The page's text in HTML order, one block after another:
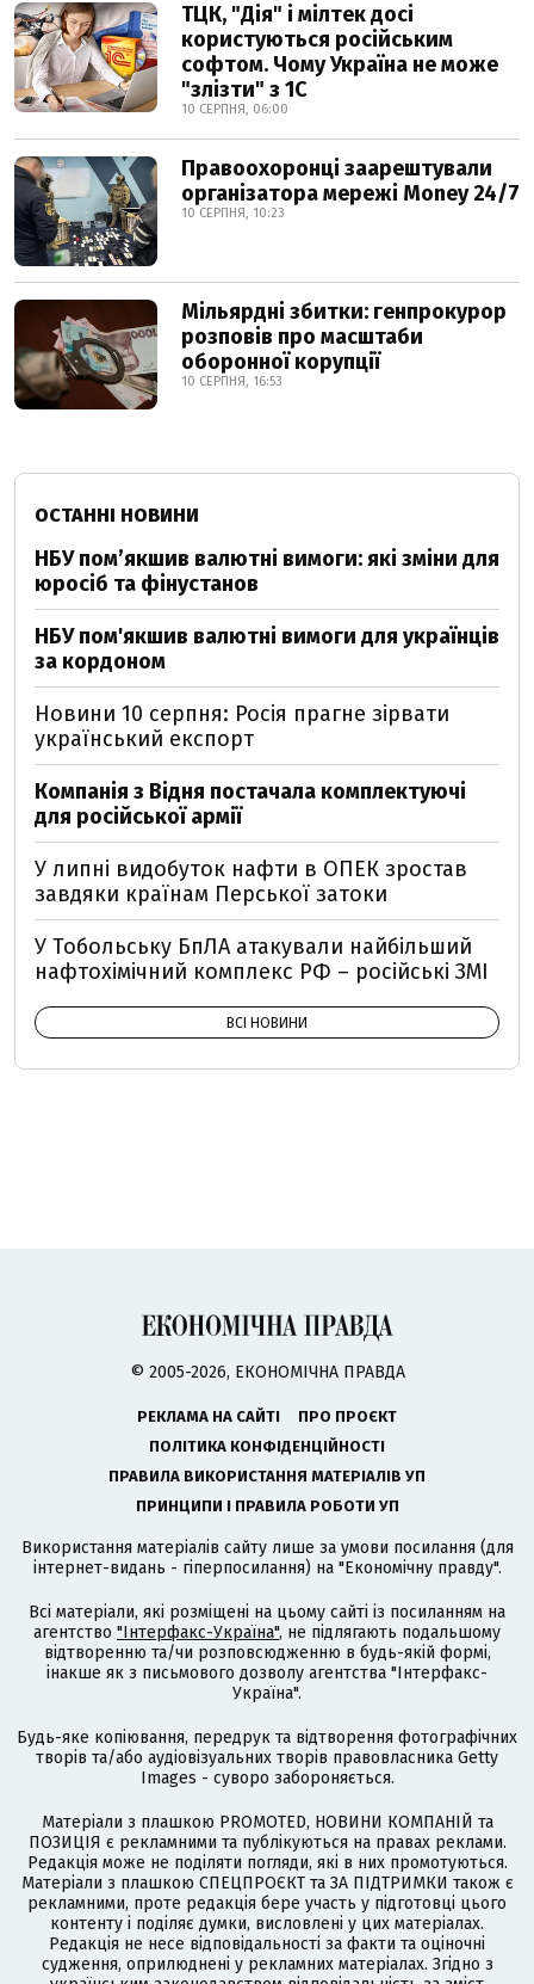
ТЦК, "Дія" і мілтек досі
користуються російським
софтом. Чому Україна не може
"злізти" з 1С
10 СЕРПНЯ, 06:00
Правоохоронці заарештували
організатора мережі Money 24/7
10 СЕРПНЯ, 10:23
Мільярдні збитки: генпрокурор
розповів про масштаби
оборонної корупції
10 СЕРПНЯ, 16:53
ОСТАННІ НОВИНИ
НБУ пом’якшив валютні вимоги: які зміни для
юросіб та фінустанов
НБУ пом'якшив валютні вимоги для українців
за кордоном
Новини 10 серпня: Росія прагне зірвати
український експорт
Компанія з Відня постачала комплектуючі
для російської армії
У липні видобуток нафти в ОПЕК зростав
завдяки країнам Перської затоки
У Тобольську БпЛА атакували найбільший
нафтохімічний комплекс РФ – російські ЗМІ
ВСІ НОВИНИ
© 2005-2026, ЕКОНОМІЧНА ПРАВДА
РЕКЛАМА НА САЙТІ
ПРО ПРОЄКТ
ПОЛІТИКА КОНФІДЕНЦІЙНОСТІ
ПРАВИЛА ВИКОРИСТАННЯ МАТЕРІАЛІВ УП
ПРИНЦИПИ І ПРАВИЛА РОБОТИ УП
Використання матеріалів сайту лише за умови посилання (для
інтернет-видань - гіперпосилання) на "Економічну правду".
Всі матеріали, які розміщені на цьому сайті із посиланням на
агентство "Інтерфакс-Україна", не підлягають подальшому
відтворенню та/чи розповсюдженню в будь-якій формі,
інакше як з письмового дозволу агентства "Інтерфакс-
Україна".
Будь-яке копіювання, передрук та відтворення фотографічних
творів та/або аудіовізуальних творів правовласника Getty
Images - суворо забороняється.
Матеріали з плашкою PROMOTED, НОВИНИ КОМПАНІЙ та
ПОЗИЦІЯ є рекламними та публікуються на правах реклами.
Редакція може не поділяти погляди, які в них промотуються.
Матеріали з плашкою СПЕЦПРОЄКТ та ЗА ПІДТРИМКИ також є
рекламними, проте редакція бере участь у підготовці цього
контенту і поділяє думки, висловлені у цих матеріалах.
Редакція не несе відповідальності за факти та оціночні
судження, оприлюднені у рекламних матеріалах. Згідно з